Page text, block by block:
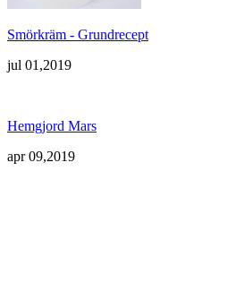
Smörkräm - Grundrecept
jul 01,2019
Hemgjord Mars
apr 09,2019